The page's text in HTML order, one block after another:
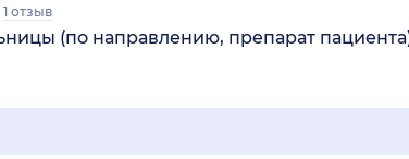
1 отзыв
(по направлению, препарат